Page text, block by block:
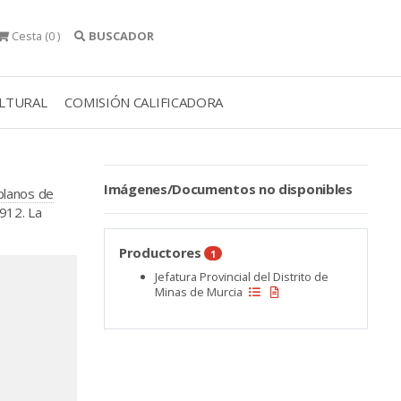
Cesta (0 ) BUSCADOR
COMISIÓN CALIFICADORA
de
La
Imágenes/Documentos no disponibles
Productores 1
Jefatura Provincial del Distrito de
Minas de Murcia